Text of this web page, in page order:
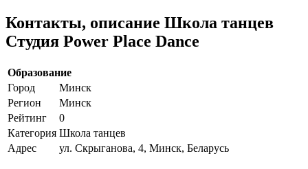
Контакты, описание Школа танцев
Студия Power Place Dance
Образование
Город
Минск
Регион
Минск
Рейтинг
0
Категория Школа танцев
Адрес
ул. Скрыганова, 4, Минск, Беларусь